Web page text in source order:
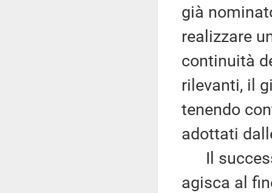
già
realizzare
continuità
rilevanti, il
tenendo
adottati
Il
agisca al